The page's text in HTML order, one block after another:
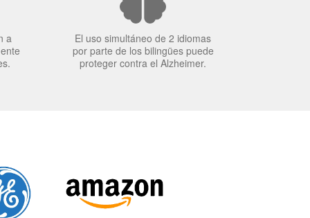
a
El uso simultáneo de 2 idiomas
por parte de los bilingües puede
proteger contra el Alzheimer.